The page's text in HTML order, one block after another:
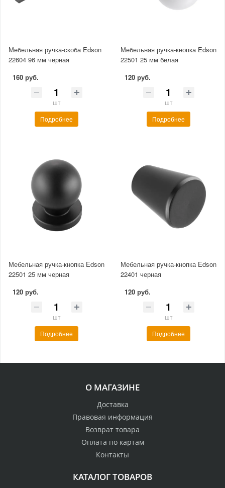
Мебельная ручка-скоба Edson
22604 96 мм черная
160 руб.
шт
Подробнее
Мебельная ручка-кнопка Edson
22501 25 мм белая
120 руб.
шт
Подробнее
Мебельная ручка-кнопка Edson
22501 25 мм черная
120 руб.
шт
Подробнее
Мебельная ручка-кнопка Edson
22401 черная
120 руб.
шт
Подробнее
О МАГАЗИНЕ
Доставка
Правовая информация
Возврат товара
Оплата по картам
Контакты
КАТАЛОГ ТОВАРОВ